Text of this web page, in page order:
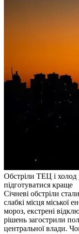
Обстріли ТЕЦ і холод
підготуватися краще
Січневі обстріли
слабкі місця міської
мороз, екстрені
рішень загострили
центральної влади.